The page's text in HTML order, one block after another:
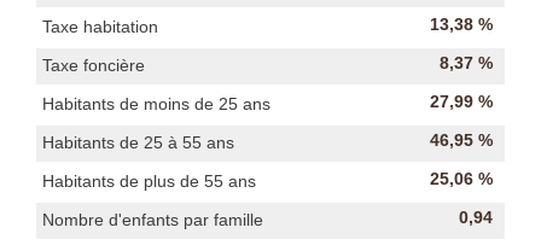
Taxe habitation 13,38 %
Taxe foncière 8,37 %
Habitants de moins de 25 ans 27,99 %
Habitants de 25 à 55 ans 46,95 %
Habitants de plus de 55 ans 25,06 %
Nombre d'enfants par famille 0,94